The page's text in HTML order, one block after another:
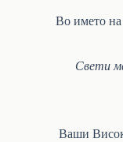
Во името
Свети
Ваши